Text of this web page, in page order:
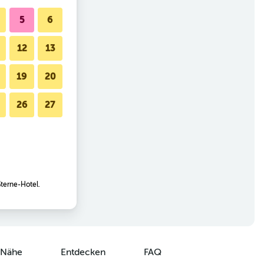
Entdecken FAQ
5 6
12 13
19 20
26 27
Hotel.